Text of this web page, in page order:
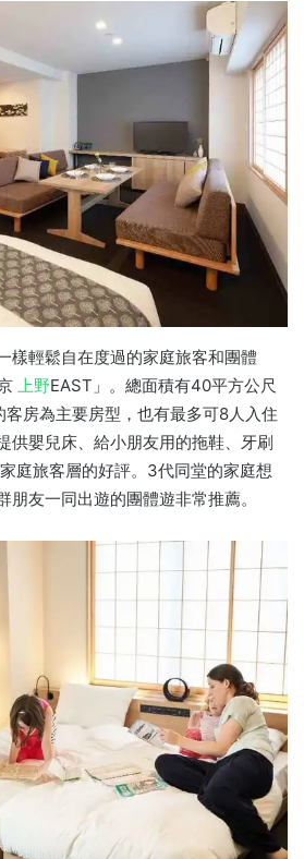
樣輕鬆自在度過的家庭旅客和團體
上野EAST」。總面積有40平方公尺
房為主要房型，也有最多可8人入住
供嬰兒床、給小朋友用的拖鞋、牙刷
庭旅客層的好評。3代同堂的家庭想
朋友一同出遊的團體遊非常推薦。